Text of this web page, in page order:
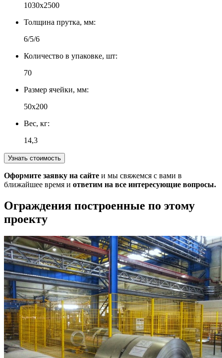
1030х2500
Толщина прутка, мм:
6/5/6
Количество в упаковке, шт:
70
Размер ячейки, мм:
50х200
Вес, кг:
14,3
Узнать стоимость
Оформите заявку на сайте и мы свяжемся с вами в
ближайшее время и ответим на все интересующие вопросы.
Ограждения построенные по этому
проекту